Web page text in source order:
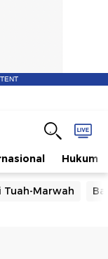
Hukum
Tuah-Marwah